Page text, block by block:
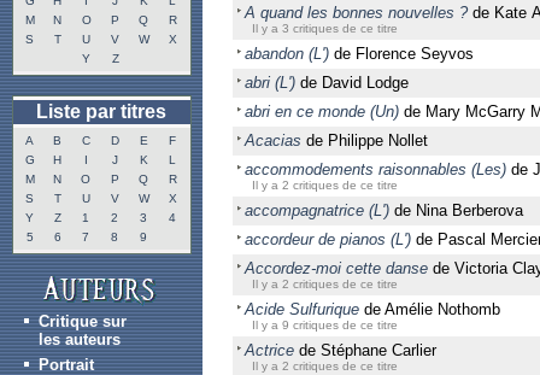
M
N O P Q
R
S
T U V W
X
Y
Z
Liste par titres
A B C D E
F
G
H I J K
L
M
N O P Q
R
S
T U V W
X
Y
Z 1 2 3
4
5
6 7 8 9
Critique sur
les auteurs
Portrait
A quand les bonnes nouvelles ?de Kate
Il y a 3 critiques de ce titre
abandon (L') de Florence Seyvos
abri (L') de David Lodge
abri en ce monde (Un) de Mary McGarry
Acacias de Philippe Nollet
accommodements raisonnables (Les) de
Il y a 2 critiques de ce titre
accompagnatrice (L') de Nina Berberova
accordeur de pianos (L') de Pascal
Accordez-moi cette danse de Victoria
Il y a 2 critiques de ce titre
Acide Sulfurique de Amélie Nothomb
Il y a 9 critiques de ce titre
Actrice de Stéphane Carlier
Il y a 2 critiques de ce titre